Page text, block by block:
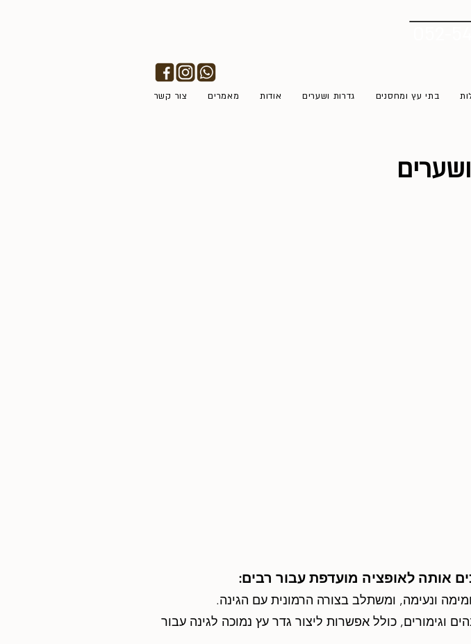
בתי עץ ומחסנים גדרות ושערים אודות מאמרים צור קשר
אותה לאופציה מועדפת עבור רבים:
ונעימה, ומשתלב בצורה הרמונית עם הגינה.
וגימורים, כולל אפשרות ליצור גדר עץ נמוכה לגינה עבור